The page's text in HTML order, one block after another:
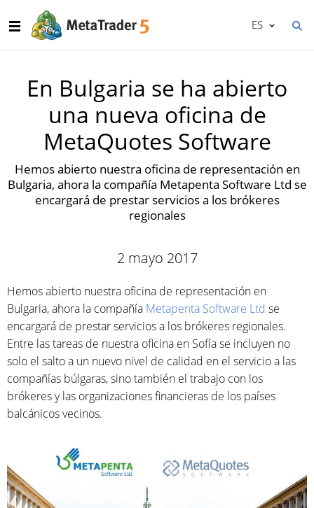
ES
En Bulgaria se ha abierto
una nueva oficina de
MetaQuotes Software
Hemos abierto nuestra oficina de representación en
Bulgaria, ahora la compañía Metapenta Software Ltd se
encargará de prestar servicios a los brókeres
regionales
2 mayo 2017
Hemos abierto nuestra oficina de representación en
Bulgaria, ahora la compañía Metapenta Software Ltd se
encargará de prestar servicios a los brókeres regionales.
Entre las tareas de nuestra oficina en Sofía se incluyen no
solo el salto a un nuevo nivel de calidad en el servicio a las
compañías búlgaras, sino también el trabajo con los
brókeres y las organizaciones financieras de los países
balcánicos vecinos.